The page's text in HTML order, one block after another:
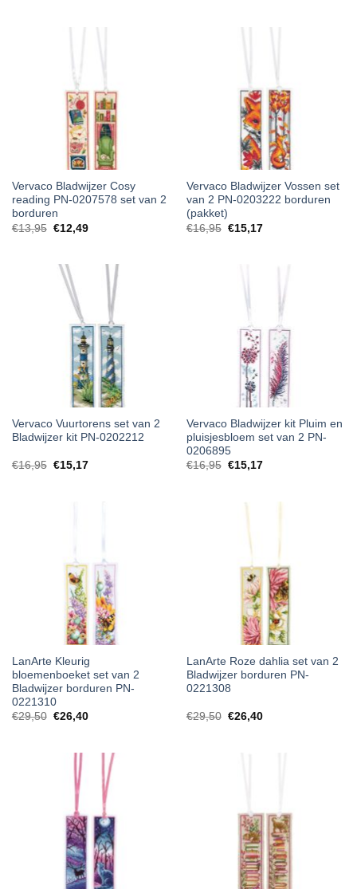
Vervaco Bladwijzer Cosy
reading PN-0207578 set van 2
borduren
€13,95 €12,49
Vervaco Bladwijzer Vossen set
van 2 PN-0203222 borduren
(pakket)
€16,95 €15,17
Vervaco Vuurtorens set van 2
Bladwijzer kit PN-0202212
€16,95 €15,17
Vervaco Bladwijzer kit Pluim en
pluisjesbloem set van 2 PN-
0206895
€16,95 €15,17
LanArte Kleurig
bloemenboeket set van 2
Bladwijzer borduren PN-
0221310
€29,50 €26,40
LanArte Roze dahlia set van 2
Bladwijzer borduren PN-
0221308
€29,50 €26,40